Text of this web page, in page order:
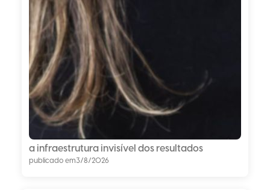
a infraestrutura invisível dos resultados
publicado em3/8/2026